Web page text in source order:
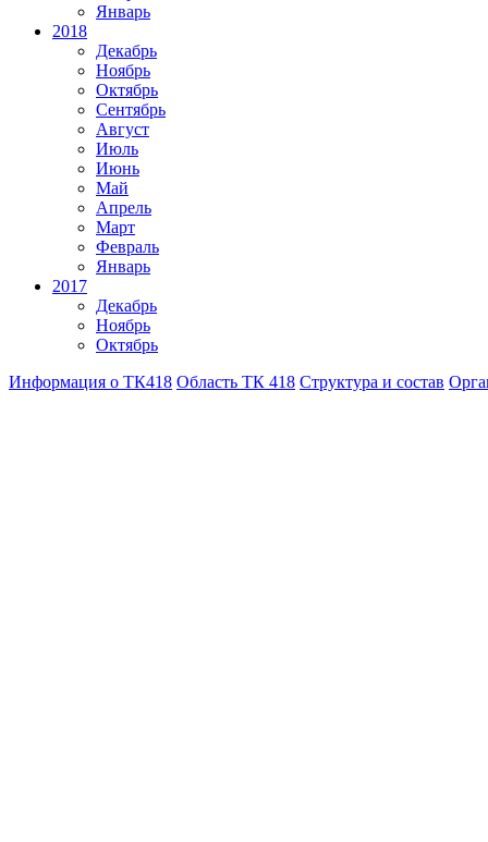
Январь
2018
Декабрь
Ноябрь
Октябрь
Сентябрь
Август
Июль
Июнь
Май
Апрель
Март
Февраль
Январь
2017
Декабрь
Ноябрь
Октябрь
Информация о ТК418 Область ТК 418 Структура и состав